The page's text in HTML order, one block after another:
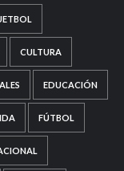
CULTURA
EDUCACIÓN
FÚTBOL